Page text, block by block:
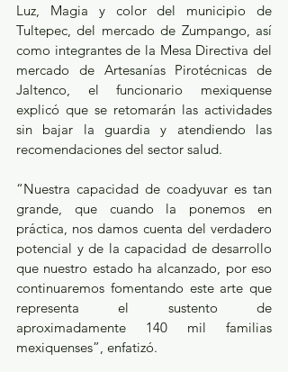
Luz, Magia y color del municipio de
Tultepec, del mercado de Zumpango, así
como integrantes de la Mesa Directiva del
mercado de Artesanías Pirotécnicas de
Jaltenco, el funcionario mexiquense
explicó que se retomarán las actividades
sin bajar la guardia y atendiendo las
recomendaciones del sector salud.
“Nuestra capacidad de coadyuvar es tan
grande, que cuando la ponemos en
práctica, nos damos cuenta del verdadero
potencial y de la capacidad de desarrollo
que nuestro estado ha alcanzado, por eso
continuaremos fomentando este arte que
representa el sustento de
aproximadamente 140 mil familias
mexiquenses”, enfatizó.